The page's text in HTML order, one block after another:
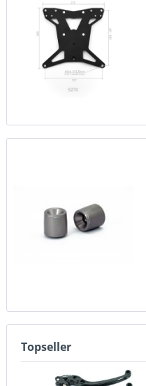
Topseller